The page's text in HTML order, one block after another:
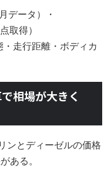
データ）・
取得）
走行距離・ボディカ
相場が大きく
ンとディーゼルの価格
ある。